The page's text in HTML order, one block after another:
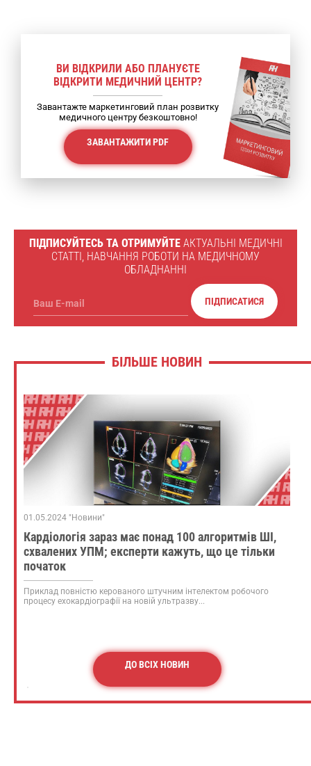
ВИ ВІДКРИЛИ АБО ПЛАНУЄТЕ
ВІДКРИТИ МЕДИЧНИЙ ЦЕНТР?
Завантажте маркетинговий план розвитку
медичного центру безкоштовно!
ЗАВАНТАЖИТИ PDF
ПІДПИСУЙТЕСЬ ТА ОТРИМУЙТЕАКТУАЛЬНІ МЕДИЧНІ
СТАТТІ, НАВЧАННЯ РОБОТИ НА МЕДИЧНОМУ
ОБЛАДНАННІ
Ваш E-mail ПІДПИСАТИСЯ
БІЛЬШЕ НОВИН
01.05.2024 "Новини"
Кардіологія зараз має понад 100 алгоритмів ШІ,
схвалених УПМ; експерти кажуть, що це тільки
початок
Приклад повністю керованого штучним інтелектом робочого
процесу ехокардіографії на новій ультразву...
ДО ВСІХ НОВИН